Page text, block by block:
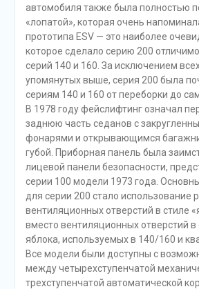
автомобиля также была полностью
«лопатой», которая очень
прототипа ESV — это наиболее
которое сделало серию 200
серий 140 и 160. За исключением
упомянутых выше, серия 200 была
сериям 140 и 160 от переборки до
В 1978 году фейслифтинг означал
заднюю часть седанов с
фонарями и открывающимся
губой. Приборная панель была
лицевой панели безопасности,
серии 100 модели 1973 года.
для серии 200 стало использование
вентиляционных отверстий в стиле
вместо вентиляционных отверстий в
яблока, используемых в 140/160 и
Все модели были доступны с
между четырехступенчатой
трехступенчатой автоматической